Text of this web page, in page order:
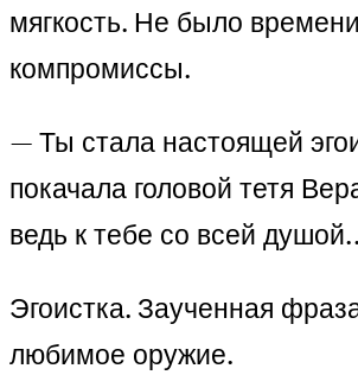
мягкость. Не было
компромиссы.
— Ты стала настоящей
покачала головой тетя
ведь к тебе со всей
Эгоистка. Заученная
любимое оружие.